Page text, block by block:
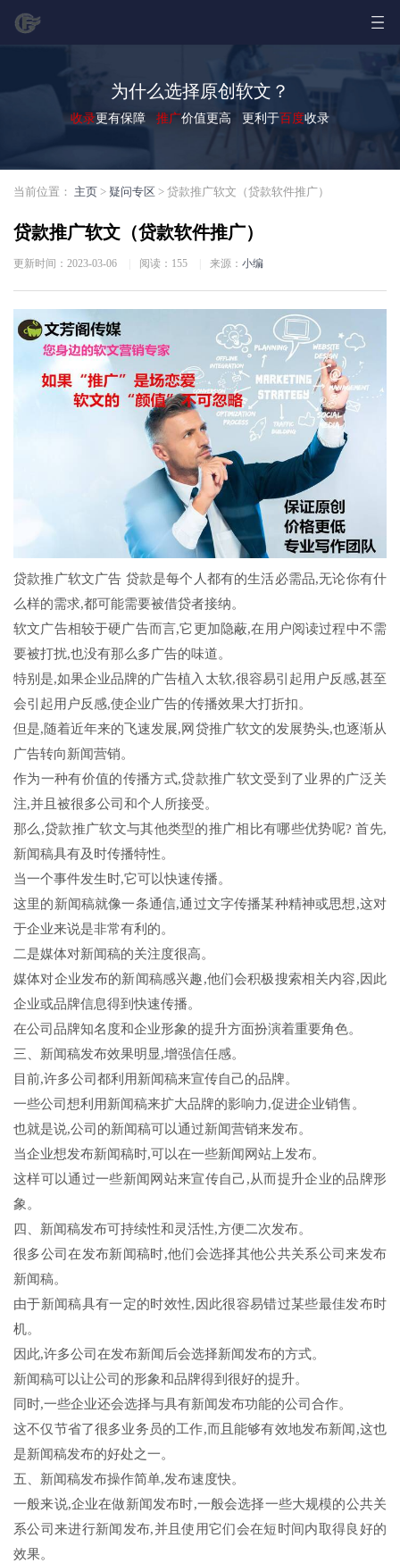
为什么选择原创软文？
收录更有保障 推广价值更高 更利于百度收录
当前位置： 主页 > 疑问专区 > 贷款推广软文（贷款软件推广）
贷款推广软文（贷款软件推广）
更新时间：2023-03-06 阅读： 155 来源： 小编
贷款推广软文广告 贷款是每个人都有的生活必需品,无论你有什
么样的需求,都可能需要被借贷者接纳。
软文广告相较于硬广告而言,它更加隐蔽,在用户阅读过程中不需
要被打扰,也没有那么多广告的味道。
特别是,如果企业品牌的广告植入太软,很容易引起用户反感,甚至
会引起用户反感,使企业广告的传播效果大打折扣。
但是,随着近年来的飞速发展,网贷推广软文的发展势头,也逐渐从
广告转向新闻营销。
作为一种有价值的传播方式,贷款推广软文受到了业界的广泛关
注,并且被很多公司和个人所接受。
那么,贷款推广软文与其他类型的推广相比有哪些优势呢? 首先,
新闻稿具有及时传播特性。
当一个事件发生时,它可以快速传播。
这里的新闻稿就像一条通信,通过文字传播某种精神或思想,这对
于企业来说是非常有利的。
二是媒体对新闻稿的关注度很高。
媒体对企业发布的新闻稿感兴趣,他们会积极搜索相关内容,因此
企业或品牌信息得到快速传播。
在公司品牌知名度和企业形象的提升方面扮演着重要角色。
三、新闻稿发布效果明显,增强信任感。
目前,许多公司都利用新闻稿来宣传自己的品牌。
一些公司想利用新闻稿来扩大品牌的影响力,促进企业销售。
也就是说,公司的新闻稿可以通过新闻营销来发布。
当企业想发布新闻稿时,可以在一些新闻网站上发布。
这样可以通过一些新闻网站来宣传自己,从而提升企业的品牌形
象。
四、新闻稿发布可持续性和灵活性,方便二次发布。
很多公司在发布新闻稿时,他们会选择其他公共关系公司来发布
新闻稿。
由于新闻稿具有一定的时效性,因此很容易错过某些最佳发布时
机。
因此,许多公司在发布新闻后会选择新闻发布的方式。
新闻稿可以让公司的形象和品牌得到很好的提升。
同时,一些企业还会选择与具有新闻发布功能的公司合作。
这不仅节省了很多业务员的工作,而且能够有效地发布新闻,这也
是新闻稿发布的好处之一。
五、新闻稿发布操作简单,发布速度快。
一般来说,企业在做新闻发布时,一般会选择一些大规模的公共关
系公司来进行新闻发布,并且使用它们会在短时间内取得良好的
效果。